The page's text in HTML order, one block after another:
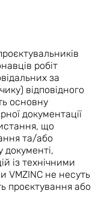
робіт
за
відповідного
основну
документації
що
та/або
документі,
із технічними
VMZINC не несуть
проєктування або